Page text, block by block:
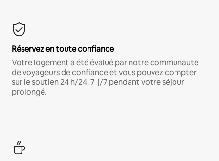
Réservez en toute confiance
Votre logement a été évalué par notre communauté
de voyageurs de confiance et vous pouvez compter
sur le soutien 24 h/24, 7 j/7 pendant votre séjour
prolongé.